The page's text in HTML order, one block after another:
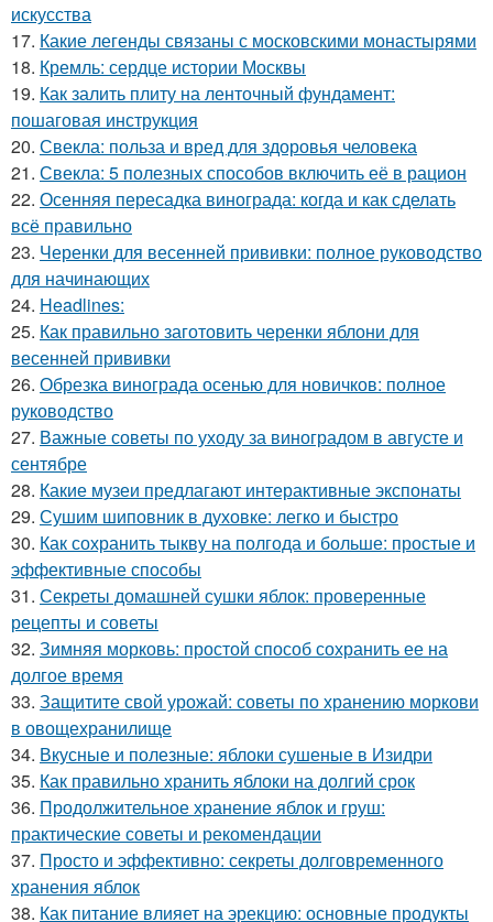
искусства
17. Какие легенды связаны с московскими монастырями
18. Кремль: сердце истории Москвы
19. Как залить плиту на ленточный фундамент:
пошаговая инструкция
20. Свекла: польза и вред для здоровья человека
21. Свекла: 5 полезных способов включить её в рацион
22. Осенняя пересадка винограда: когда и как сделать
всё правильно
23. Черенки для весенней прививки: полное руководство
для начинающих
24. Headlines:
25. Как правильно заготовить черенки яблони для
весенней прививки
26. Обрезка винограда осенью для новичков: полное
руководство
27. Важные советы по уходу за виноградом в августе и
сентябре
28. Какие музеи предлагают интерактивные экспонаты
29. Сушим шиповник в духовке: легко и быстро
30. Как сохранить тыкву на полгода и больше: простые и
эффективные способы
31. Секреты домашней сушки яблок: проверенные
рецепты и советы
32. Зимняя морковь: простой способ сохранить ее на
долгое время
33. Защитите свой урожай: советы по хранению моркови
в овощехранилище
34. Вкусные и полезные: яблоки сушеные в Изидри
35. Как правильно хранить яблоки на долгий срок
36. Продолжительное хранение яблок и груш:
практические советы и рекомендации
37. Просто и эффективно: секреты долговременного
хранения яблок
38. Как питание влияет на эрекцию: основные продукты